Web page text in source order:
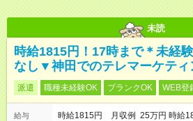
未読
時給1815円！17時まで＊未経
なし▼神田でのテレマーケティ
派遣 職種未経験OK ブランクOK WEB登
給与
時給1815円 月収例 25万円 時給